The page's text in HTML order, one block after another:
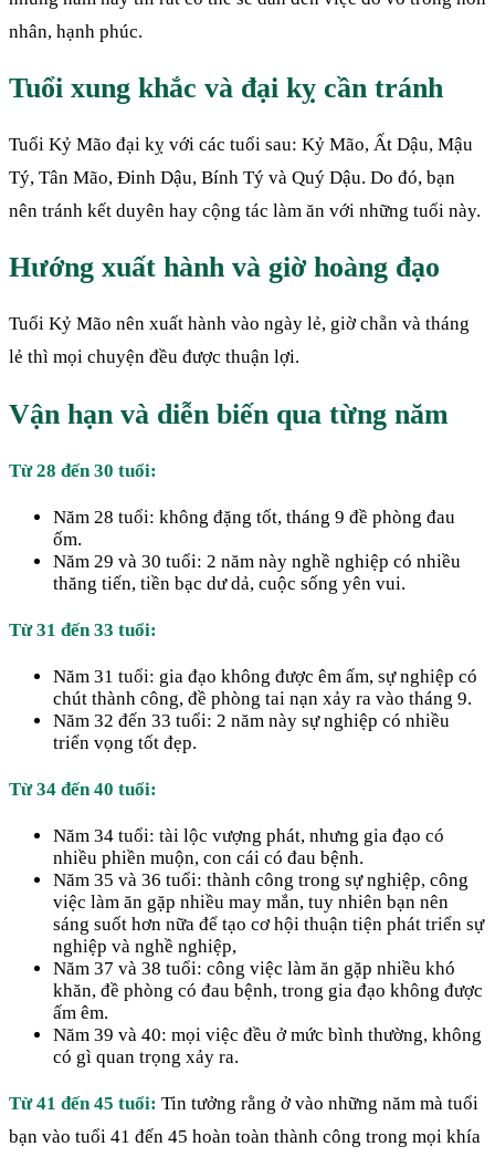
nhân, hạnh phúc.
Tuổi xung khắc và đại kỵ cần tránh
Tuổi Kỷ Mão đại kỵ với các tuổi sau: Kỷ Mão, Ất Dậu, Mậu
Tý, Tân Mão, Đinh Dậu, Bính Tý và Quý Dậu. Do đó, bạn
nên tránh kết duyên hay cộng tác làm ăn với những tuổi này.
Hướng xuất hành và giờ hoàng đạo
Tuổi Kỷ Mão nên xuất hành vào ngày lẻ, giờ chẵn và tháng
lẻ thì mọi chuyện đều được thuận lợi.
Vận hạn và diễn biến qua từng năm
Từ 28 đến 30 tuổi:
Năm 28 tuổi: không đặng tốt, tháng 9 đề phòng đau
ốm.
Năm 29 và 30 tuổi: 2 năm này nghề nghiệp có nhiều
thăng tiến, tiền bạc dư dả, cuộc sống yên vui.
Từ 31 đến 33 tuổi:
Năm 31 tuổi: gia đạo không được êm ấm, sự nghiệp có
chút thành công, đề phòng tai nạn xảy ra vào tháng 9.
Năm 32 đến 33 tuổi: 2 năm này sự nghiệp có nhiều
triển vọng tốt đẹp.
Từ 34 đến 40 tuổi:
Năm 34 tuổi: tài lộc vượng phát, nhưng gia đạo có
nhiều phiền muộn, con cái có đau bệnh.
Năm 35 và 36 tuổi: thành công trong sự nghiệp, công
việc làm ăn gặp nhiều may mắn, tuy nhiên bạn nên
sáng suốt hơn nữa để tạo cơ hội thuận tiện phát triển sự
nghiệp và nghề nghiệp,
Năm 37 và 38 tuổi: công việc làm ăn gặp nhiều khó
khăn, đề phòng có đau bệnh, trong gia đạo không được
ấm êm.
Năm 39 và 40: mọi việc đều ở mức bình thường, không
có gì quan trọng xảy ra.
Từ 41 đến 45 tuổi: Tin tưởng rằng ở vào những năm mà tuổi
bạn vào tuổi 41 đến 45 hoàn toàn thành công trong mọi khía